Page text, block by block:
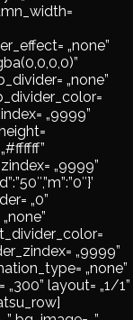
„none”
„none”
„9999”
„9999”
„0”
„9999”
„none”
layout= „1/1”